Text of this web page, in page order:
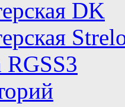
DK
RGSS3